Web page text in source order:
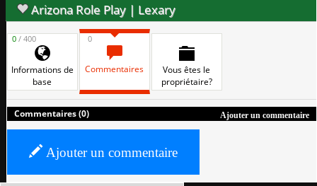
Arizona Role Play | Lexary
0/ 400
Informations de
base
0
Commentaires
Vous êtes le
propriétaire?
Ajouter un commentaire
Commentaires (0)
Ajouter un commentaire